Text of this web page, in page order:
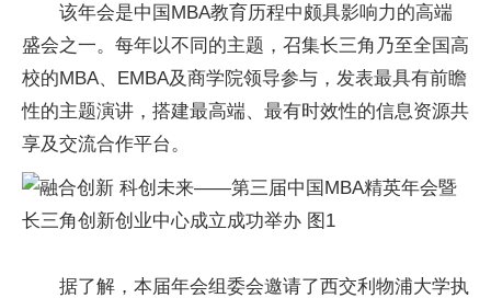
该年会是中国MBA教育历程中颇具影响力的高端
盛会之一。每年以不同的主题，召集长三角乃至全国高
校的MBA、EMBA及商学院领导参与，发表最具有前瞻
性的主题演讲，搭建最高端、最有时效性的信息资源共
享及交流合作平台。
据了解，本届年会组委会邀请了西交利物浦大学执